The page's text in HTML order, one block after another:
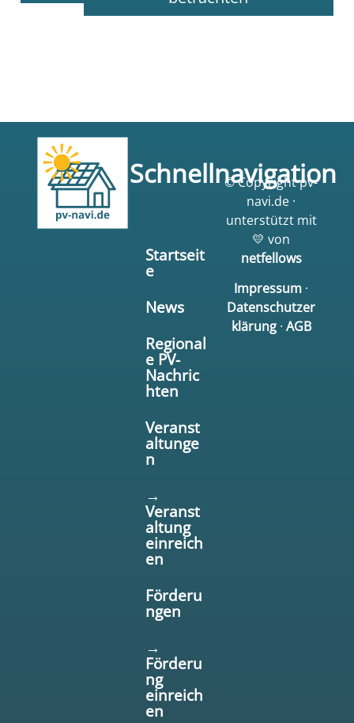
Schnellnavigation
Startseit
e
News
Regional
e PV-
Nachric
hten
Veranst
altunge
n
→
Veranst
altung
einreich
en
Förderu
ngen
→
Förderu
ng
einreich
en
© Copyright pv-
navi.de ·
unterstützt mit
💛 von
netfellows
Impressum ·
Datenschutzer
klärung· AGB